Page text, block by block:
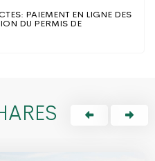
PAIEMENT EN LIGNE DES
DU PERMIS DE